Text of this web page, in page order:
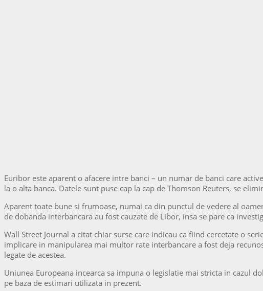
Euribor este aparent o afacere intre banci – un numar de banci care
la o alta banca. Datele sunt puse cap la cap de Thomson Reuters, se
Aparent toate bune si frumoase, numai ca din punctul de vedere al
de dobanda interbancara au fost cauzate de Libor, insa se pare ca
Wall Street Journal a citat chiar surse care indicau ca fiind cercetate o
implicare in manipularea mai multor rate interbancare a fost deja
legate de acestea.
Uniunea Europeana incearca sa impuna o legislatie mai stricta in cazul
pe baza de estimari utilizata in prezent.